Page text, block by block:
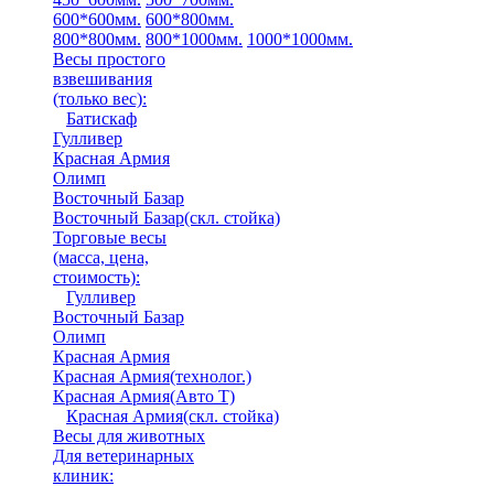
600*600мм. 600*800мм.
800*800мм. 800*1000мм. 1000*1000мм.
Весы простого
взвешивания
(только вес):
Батискаф
Гулливер
Красная Армия
Олимп
Восточный Базар
Восточный Базар(скл. стойка)
Торговые весы
(масса, цена,
стоимость):
Гулливер
Восточный Базар
Олимп
Красная Армия
Красная Армия(технолог.)
Красная Армия(Авто Т)
Красная Армия(скл. стойка)
Весы для животных
Для ветеринарных
клиник: